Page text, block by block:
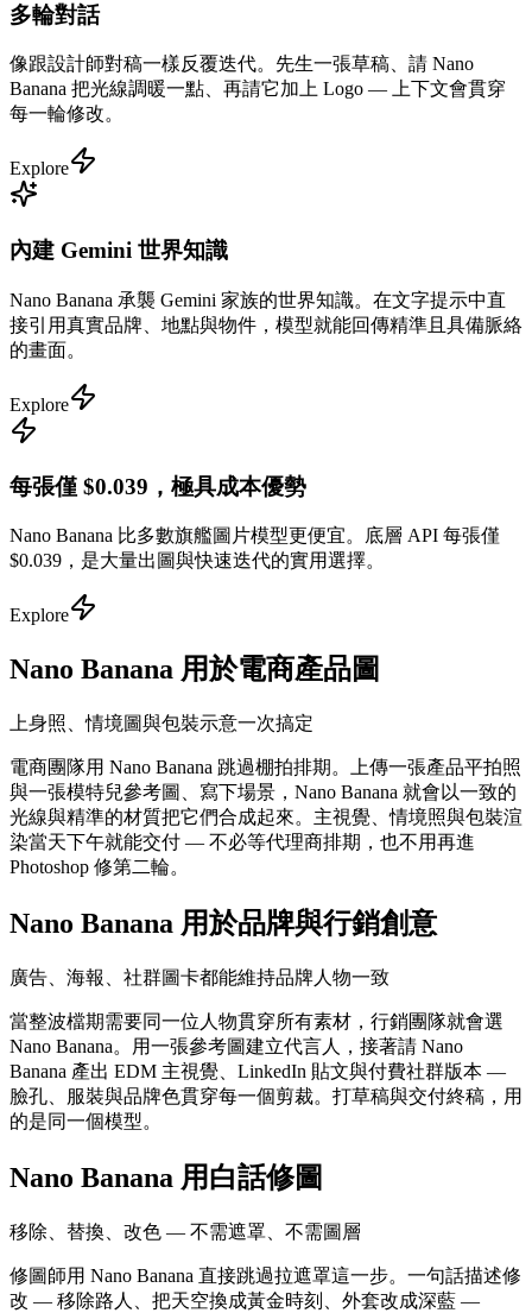
多輪對話
像跟設計師對稿一樣反覆迭代。先生一張草稿、請 Nano
Banana 把光線調暖一點、再請它加上 Logo — 上下文會貫穿
每一輪修改。
Explore
內建 Gemini 世界知識
Nano Banana 承襲 Gemini 家族的世界知識。在文字提示中直
接引用真實品牌、地點與物件，模型就能回傳精準且具備脈絡
的畫面。
Explore
每張僅 $0.039，極具成本優勢
Nano Banana 比多數旗艦圖片模型更便宜。底層 API 每張僅
$0.039，是大量出圖與快速迭代的實用選擇。
Explore
Nano Banana 用於電商產品圖
上身照、情境圖與包裝示意一次搞定
電商團隊用 Nano Banana 跳過棚拍排期。上傳一張產品平拍照
與一張模特兒參考圖、寫下場景，Nano Banana 就會以一致的
光線與精準的材質把它們合成起來。主視覺、情境照與包裝渲
染當天下午就能交付 — 不必等代理商排期，也不用再進
Photoshop 修第二輪。
Nano Banana 用於品牌與行銷創意
廣告、海報、社群圖卡都能維持品牌人物一致
當整波檔期需要同一位人物貫穿所有素材，行銷團隊就會選
Nano Banana。用一張參考圖建立代言人，接著請 Nano
Banana 產出 EDM 主視覺、LinkedIn 貼文與付費社群版本 —
臉孔、服裝與品牌色貫穿每一個剪裁。打草稿與交付終稿，用
的是同一個模型。
Nano Banana 用白話修圖
移除、替換、改色 — 不需遮罩、不需圖層
修圖師用 Nano Banana 直接跳過拉遮罩這一步。一句話描述修
改 — 移除路人、把天空換成黃金時刻、外套改成深藍 —